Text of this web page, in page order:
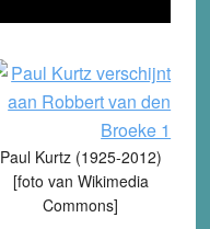
Paul Kurtz (1925-2012)
[foto van Wikimedia
Commons]